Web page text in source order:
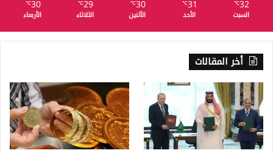
32
℃
السبت
31
℃
الأحد
30
℃
الأثنين
29
℃
الثلاثاء
30
℃
الأربعاء
أخر المقالات